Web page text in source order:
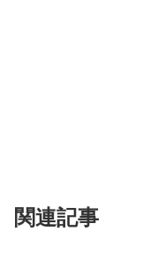
関連記事